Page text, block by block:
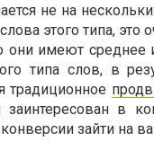
не на
этого типа, это
они имеют среднее
типа слов, в
традиционное
в
зайти на